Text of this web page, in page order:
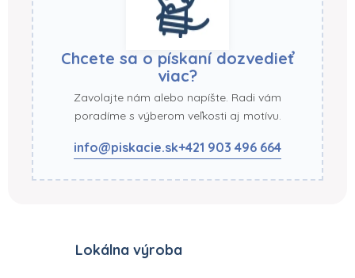
Chcete sa o pískaní dozvedieť
viac?
Zavolajte nám alebo napíšte. Radi vám
poradíme s výberom veľkosti aj motívu.
info@piskacie.sk+421 903 496 664
Lokálna výroba